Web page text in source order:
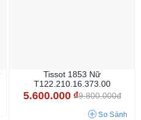
Tissot 1853 Nữ
T122.210.16.373.00
5.600.000 ₫9.800.000đ
So Sánh